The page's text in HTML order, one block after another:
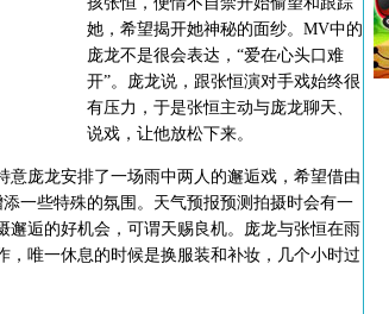
她，希望揭开她神秘的面纱。MV中的
庞龙不是很会表达，“爱在心头口难
开”。庞龙说，跟张恒演对手戏始终很
有压力，于是张恒主动与庞龙聊天、
说戏，让他放松下来。
庞龙安排了一场雨中两人的邂逅戏，希望借由
一些特殊的氛围。天气预报预测拍摄时会有一
逅的好机会，可谓天赐良机。庞龙与张恒在雨
唯一休息的时候是换服装和补妆，几个小时过